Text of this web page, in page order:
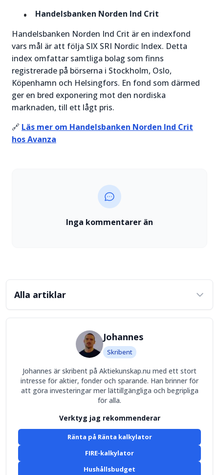
Handelsbanken Norden Ind Crit
Handelsbanken Norden Ind Crit är en indexfond
vars mål är att följa SIX SRI Nordic Index. Detta
index omfattar samtliga bolag som finns
registrerade på börserna i Stockholm, Oslo,
Köpenhamn och Helsingfors. En fond som därmed
ger en bred exponering mot den nordiska
marknaden, till ett lågt pris.
🔗 Läs mer om Handelsbanken Norden Ind Crit
hos Avanza
Inga kommentarer än
Alla artiklar
Johannes
Skribent
Johannes är skribent på Aktiekunskap.nu med ett stort
intresse för aktier, fonder och sparande. Han brinner för
att göra investeringar mer lättillgängliga och begripliga
för alla.
Verktyg jag rekommenderar
Ränta på Ränta kalkylator
FIRE-kalkylator
Hushållsbudget